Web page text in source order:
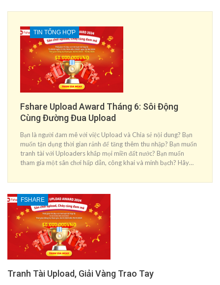
TIN TỔNG HỢP
Fshare Upload Award Tháng 6: Sôi Động
Cùng Đường Đua Upload
Bạn là người đam mê với việc Upload và Chia sẻ nội dung? Bạn
muốn tận dụng thời gian rảnh để tăng thêm thu nhập? Bạn muốn
tranh tài với Uploaders khắp mọi miền đất nước? Bạn muốn
tham gia một sân chơi hấp dẫn, công khai và minh bạch? Hãy…
FSHARE
Tranh Tài Upload, Giải Vàng Trao Tay